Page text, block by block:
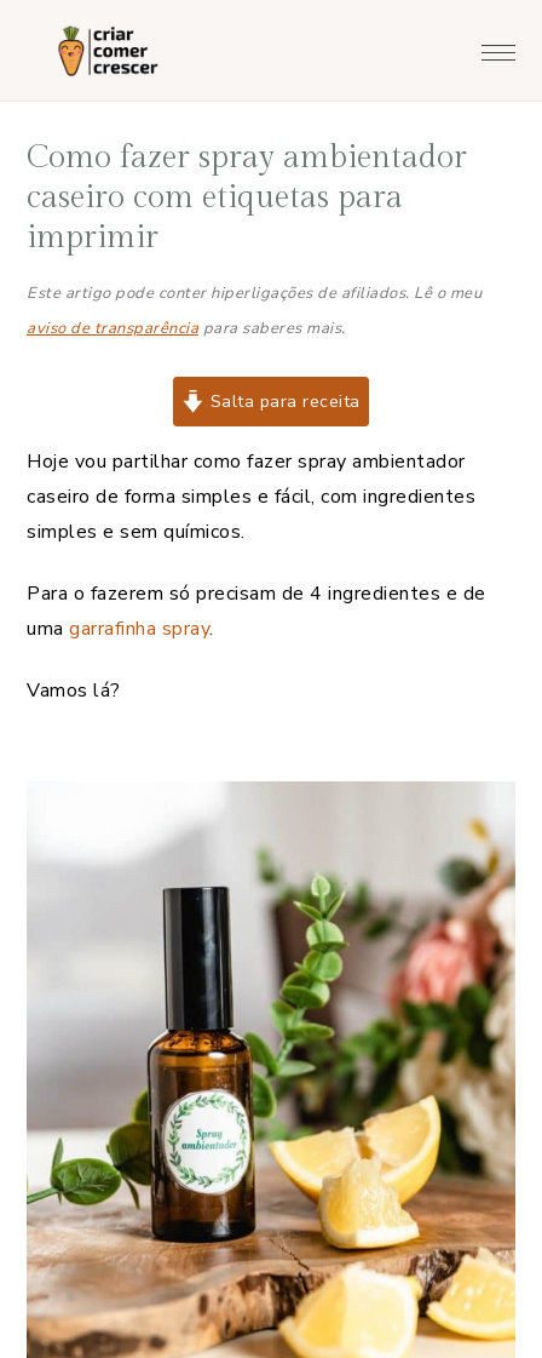
principal
lateral
principal
Como fazer spray ambientador
caseiro com etiquetas para
imprimir
Este artigo pode conter hiperligações de afiliados. Lê o meu
aviso de transparência para saberes mais.
Salta para receita
Hoje vou partilhar como fazer spray ambientador
caseiro de forma simples e fácil, com ingredientes
simples e sem químicos.
Para o fazerem só precisam de 4 ingredientes e de
uma garrafinha spray.
Vamos lá?